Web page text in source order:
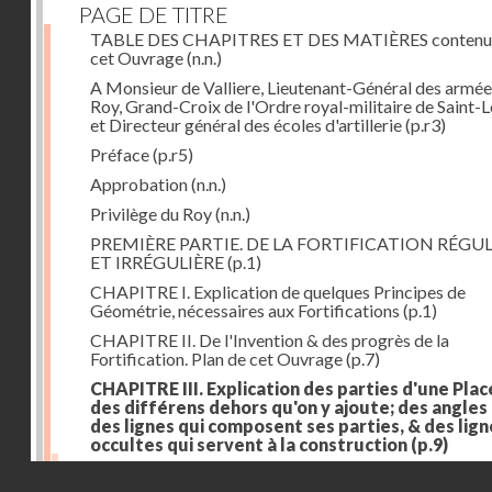
PAGE DE TITRE
TABLE DES CHAPITRES ET DES MATIÈRES
cet Ouvrage(n.n.)
A Monsieur de Valliere, Lieutenant-Général des
Roy, Grand-Croix de l'Ordre royal-militaire de Saint-
et Directeur général des écoles d'artillerie(p.r3)
Préface(p.r5)
Approbation(n.n.)
Privilège du Roy(n.n.)
PREMIÈRE PARTIE. DE LA FORTIFICATION
ET IRRÉGULIÈRE(p.1)
CHAPITRE I. Explication de quelques Principes de
Géométrie, nécessaires aux Fortifications (p.1)
CHAPITRE II. De l'Invention & des progrès de la
Fortification. Plan de cet Ouvrage(p.7)
CHAPITRE III. Explication des parties d'une
des différens dehors qu'on y ajoute; des angles
des lignes qui composent ses parties, & des
occultes qui servent à la construction (p.9)
Des lignes & des angles qui composent les parties